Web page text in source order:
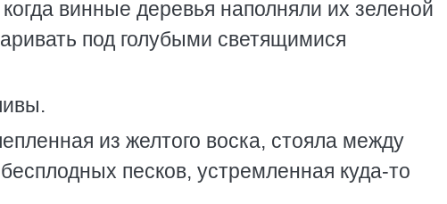
винные деревья наполняли их зеленой
под голубыми светящимися
из желтого воска, стояла между
песков, устремленная куда-то